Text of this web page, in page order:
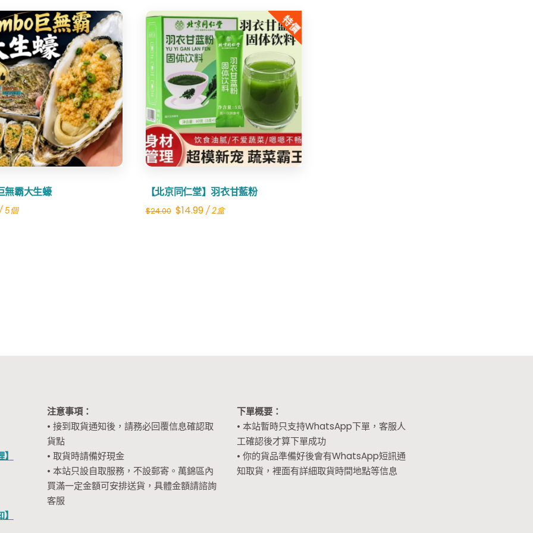
$19.99.
無霸大生蠔
5個
Share
特價
【北京同仁堂】羽衣甘藍粉
$24.00 Original
$14.99Current
/ 2盒
Share
注意事項：
• 接到取貨通知後，請務必回覆信息確認取
貨點
• 取貨時請備好現金
• 本站只設自取服務，不設郵寄。萬錦區內
買滿一定金額可安排送貨，具體金額請諮詢
客服
下單概要：
• 本站暫時只支持WhatsApp下單，客服人
工確認後才算下單成功
• 你的貨品準備好後會有WhatsApp短訊通
知取貨，裡面有詳細取貨時間地點等信息